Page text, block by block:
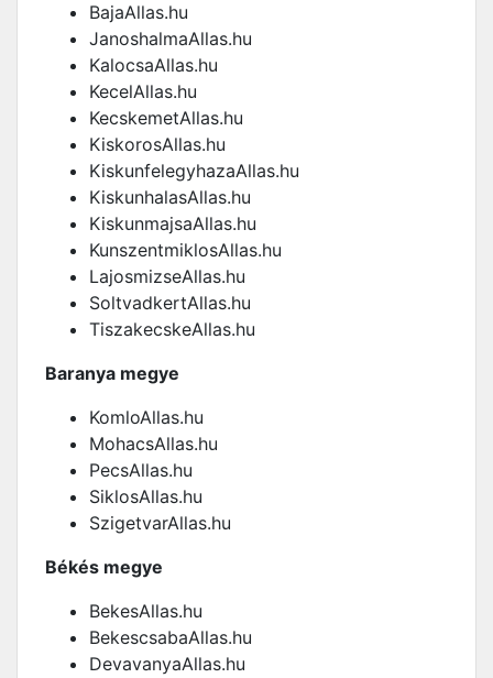
BajaAllas.hu
JanoshalmaAllas.hu
KalocsaAllas.hu
KecelAllas.hu
KecskemetAllas.hu
KiskorosAllas.hu
KiskunfelegyhazaAllas.hu
KiskunhalasAllas.hu
KiskunmajsaAllas.hu
KunszentmiklosAllas.hu
LajosmizseAllas.hu
SoltvadkertAllas.hu
TiszakecskeAllas.hu
Baranya megye
KomloAllas.hu
MohacsAllas.hu
PecsAllas.hu
SiklosAllas.hu
SzigetvarAllas.hu
Békés megye
BekesAllas.hu
BekescsabaAllas.hu
DevavanyaAllas.hu